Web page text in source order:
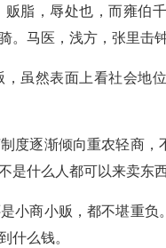
脂，辱处也，而雍伯
。马医，浅方，张里击钟
虽然表面上看社会地
度逐渐倾向重农轻商
是什么人都可以来卖东西
小商小贩，都不堪重
什么钱。